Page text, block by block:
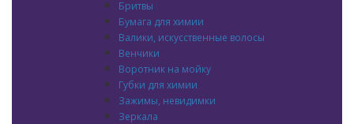
Бритвы
Бумага для химии
Валики, искусственные волосы
Венчики
Воротник на мойку
Губки для химии
Зажимы, невидимки
Зеркала